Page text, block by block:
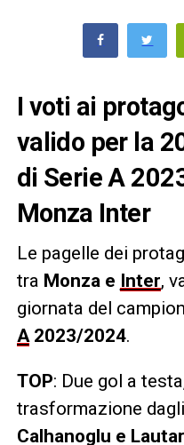
I voti ai
valido per la
di Serie A
Monza Inter
Le pagelle dei
tra Monza e Inter,
giornata del
A2023/2024.
TOP: Due gol a
trasformazione
Calhanoglu e